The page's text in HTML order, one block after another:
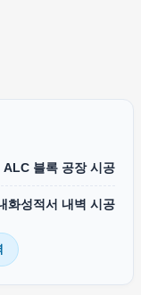
ALC 블록 공장 시공
화성적서 내벽 시공